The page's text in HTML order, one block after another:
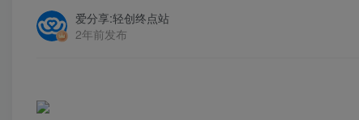
爱分享:轻创终点站
2年前发布